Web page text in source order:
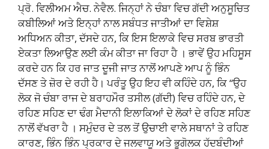
ਪ੍ਰੋ. ਵਿਲੀਅਮ ਐਚ. ਨੇਵੈਲ. ਜਿਨ੍ਹਾਂ ਨੇ ਚੰਬਾ ਵਿਚ ਗੱਦੀ ਅਨੁਸੂਚਿਤ
ਕਬੀਲਿਆਂ ਅਤੇ ਇਨ੍ਹਾਂ ਨਾਲ ਸਬੰਧਤ ਜਾਤੀਆਂ ਦਾ ਵਿਸ਼ੇਸ਼
ਅਧਿਅਨ ਕੀਤਾ, ਦੱਸਦੇ ਹਨ, ਕਿ ਇਸ ਇਲਾਕੇ ਵਿਚ ਸਰਬ ਭਾਰਤੀ
ਏਕਤਾ ਲਿਆਉਣ ਲਈ ਕੰਮ ਕੀਤਾ ਜਾ ਰਿਹਾ ਹੈ । ਭਾਵੇਂ ਉਹ ਮਹਿਸੂਸ
ਕਰਦੇ ਹਨ ਕਿ ਹਰ ਜਾਤ ਦੂਜੀ ਜਾਤ ਨਾਲੋਂ ਆਪਣੇ ਆਪ ਨੂੰ ਭਿੰਨ
ਦੱਸਣ ਤੇ ਜ਼ੋਰ ਦੇ ਰਹੀ ਹੈ। ਪਰੰਤੂ ਉਹ ਇਹ ਵੀ ਕਹਿੰਦੇ ਹਨ, ਕਿ “ਉਹ
ਲੋਕ ਜੋ ਚੰਬਾ ਰਾਜ ਦੇ ਬਰਾਹਮੌਰ ਤਸੀਲ (ਗੱਦੀ) ਵਿਚ ਰਹਿੰਦੇ ਹਨ, ਦੇ
ਰਹਿਣ ਸਹਿਣ ਦਾ ਢੰਗ ਮੈਦਾਨੀ ਇਲਾਕਿਆਂ ਦੇ ਲੋਕਾਂ ਦੇ ਰਹਿਣ ਸਹਿਣ
ਨਾਲੋਂ ਵੱਖਰਾ ਹੈ । ਸਮੁੰਦਰ ਦੇ ਤਲ ਤੋਂ ਉਚਾਈ ਵਾਲੇ ਸਥਾਨਾਂ ਤੇ ਰਹਿਣ
ਕਾਰਣ, ਭਿੰਨ ਭਿੰਨ ਪ੍ਰਕਾਰ ਦੇ ਜਲਵਾਯੂ ਅਤੇ ਭੂਗੋਲਕ ਹੱਦਬੰਦੀਆਂ